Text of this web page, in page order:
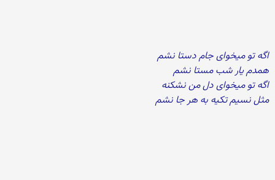
اگه تو میخوای جام دستا نشم
همدم یار شب مستا نشم
اگه تو میخوای دل من نشکنه
مثل نسیم تکیه به هر جا نشم